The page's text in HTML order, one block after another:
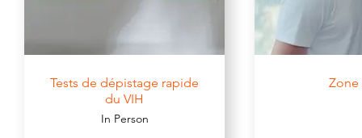
Tests de dépistage rapide
du VIH
In Person
Zone